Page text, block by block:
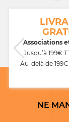
Associations
Jusqu’à 199€
Au-delà de 199€
NE